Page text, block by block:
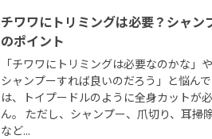
チワワにトリミングは必要？シャン
のポイント
「チワワにトリミングは必要なのかな」
シャンプーすれば良いのだろう」と悩ん
は、トイプードルのように全身カットが
ん。 ただし、シャンプー、爪切り、耳掃
など...